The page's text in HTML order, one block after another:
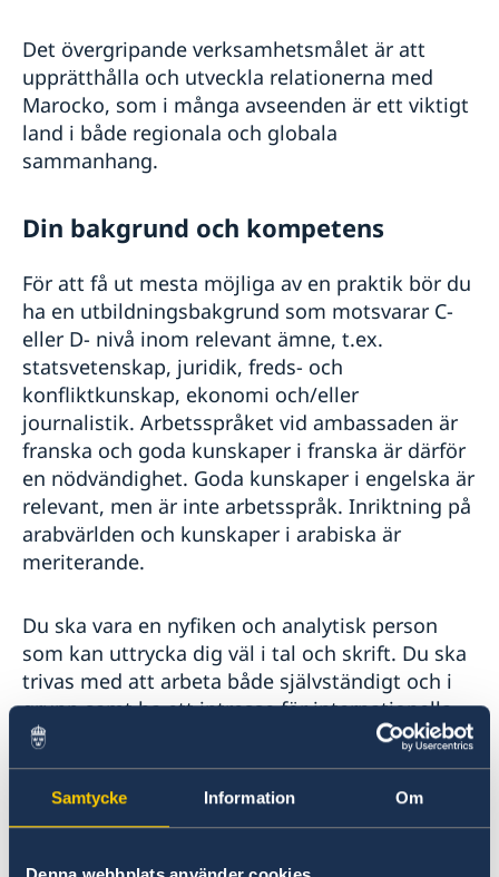
Samtycke Information Om
Det övergripande verksamhetsmålet är att
upprätthålla och utveckla relationerna med
Marocko, som i många avseenden är ett viktigt
land i både regionala och globala
sammanhang.
Din bakgrund och kompetens
För att få ut mesta möjliga av en praktik bör du
ha en utbildningsbakgrund som motsvarar C-
eller D- nivå inom relevant ämne, t.ex.
statsvetenskap, juridik, freds- och
konfliktkunskap, ekonomi och/eller
journalistik. Arbetsspråket vid ambassaden är
franska och goda kunskaper i franska är därför
en nödvändighet. Goda kunskaper i engelska är
relevant, men är inte arbetsspråk. Inriktning på
arabvärlden och kunskaper i arabiska är
meriterande.
Du ska vara en nyfiken och analytisk person
som kan uttrycka dig väl i tal och skrift. Du ska
trivas med att arbeta både självständigt och i
grupp samt ha ett intresse för internationella
frågor. Du ska vara öppen för att åta dig
skiftande uppdrag inom ramen för
ambassadens verksamhet.
Övrigt